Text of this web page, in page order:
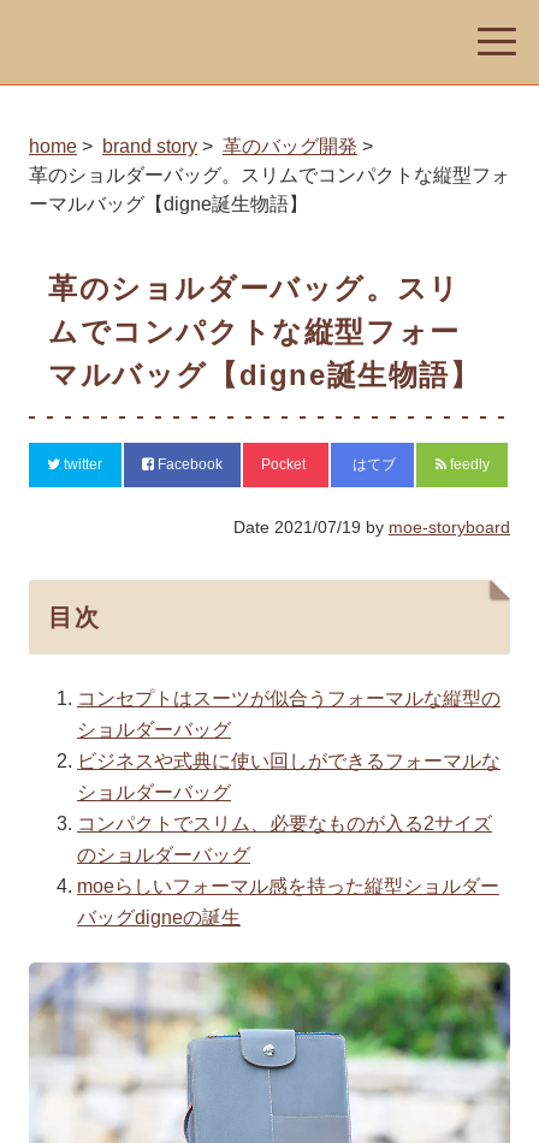
toggle
home brand story
革のバッグ開発
革のショルダーバッグ。スリムでコンパクトな縦型フォ
ーマルバッグ【digne誕生物語】
革のショルダーバッグ。スリ
ムでコンパクトな縦型フォー
マルバッグ【digne誕生物語】
twitter Facebook Pocket はてブ feedly
Date 2021/07/19 by moe-storyboard
目次
コンセプトはスーツが似合うフォーマルな縦型の
ショルダーバッグ
ビジネスや式典に使い回しができるフォーマルな
ショルダーバッグ
コンパクトでスリム、必要なものが入る2サイズ
のショルダーバッグ
moeらしいフォーマル感を持った縦型ショルダー
バッグdigneの誕生